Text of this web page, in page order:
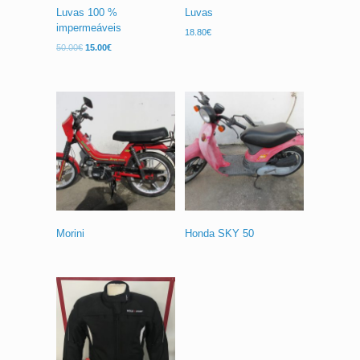
Luvas 100 %
impermeáveis
50.00€ O
era:
50.00€.
15.00€O
é:
Luvas
18.80€
Morini Honda SKY 50